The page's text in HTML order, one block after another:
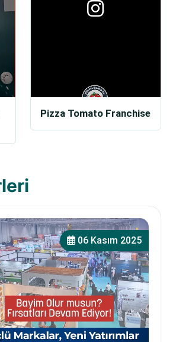
Pizza Tomato Franchise
06 Kasım 2025